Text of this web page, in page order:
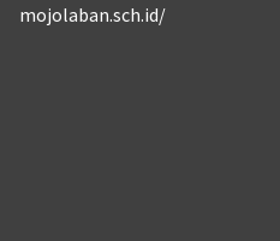
mojolaban.sch.id/